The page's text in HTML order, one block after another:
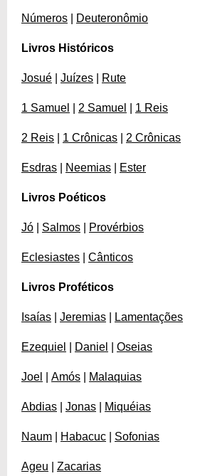
Números Deuteronômio
Livros Históricos
Josué Juízes Rute
1 Samuel 2 Samuel 1 Reis
2 Reis 1 Crônicas 2 Crônicas
Esdras Neemias Ester
Livros Poéticos
Jó Salmos Provérbios
Eclesiastes Cânticos
Livros Proféticos
Isaías Jeremias Lamentações
Ezequiel Daniel Oseias
Joel Amós Malaquias
Abdias Jonas Miquéias
Naum Habacuc Sofonias
Ageu Zacarias